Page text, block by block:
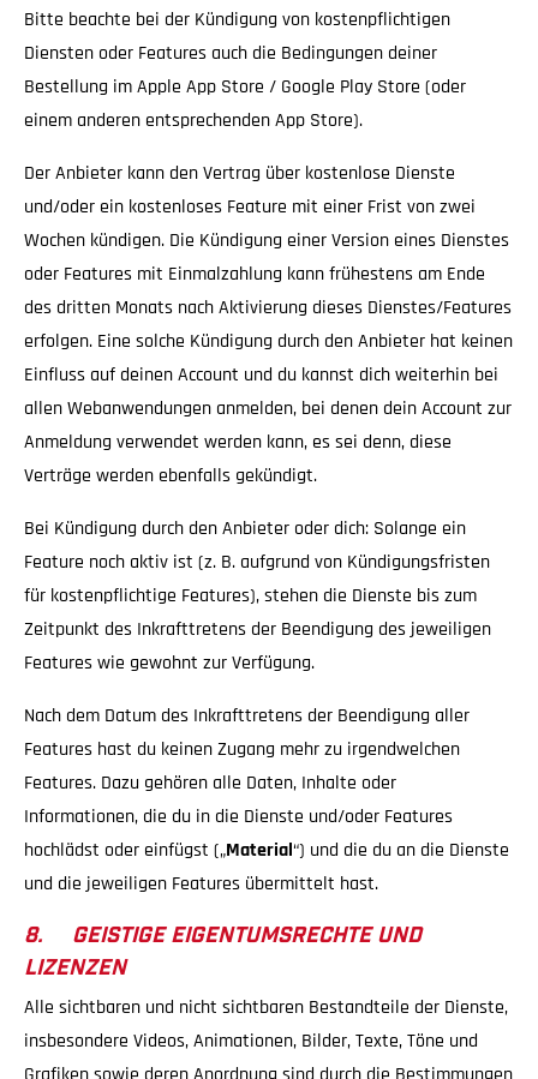
Bitte beachte bei der Kündigung von kostenpflichtigen
Diensten oder Features auch die Bedingungen deiner
Bestellung im Apple App Store / Google Play Store (oder
einem anderen entsprechenden App Store).
Der Anbieter kann den Vertrag über kostenlose Dienste
und/oder ein kostenloses Feature mit einer Frist von zwei
Wochen kündigen. Die Kündigung einer Version eines Dienstes
oder Features mit Einmalzahlung kann frühestens am Ende
des dritten Monats nach Aktivierung dieses Dienstes/Features
erfolgen. Eine solche Kündigung durch den Anbieter hat keinen
Einfluss auf deinen Account und du kannst dich weiterhin bei
allen Webanwendungen anmelden, bei denen dein Account zur
Anmeldung verwendet werden kann, es sei denn, diese
Verträge werden ebenfalls gekündigt.
Bei Kündigung durch den Anbieter oder dich: Solange ein
Feature noch aktiv ist (z. B. aufgrund von Kündigungsfristen
für kostenpflichtige Features), stehen die Dienste bis zum
Zeitpunkt des Inkrafttretens der Beendigung des jeweiligen
Features wie gewohnt zur Verfügung.
Nach dem Datum des Inkrafttretens der Beendigung aller
Features hast du keinen Zugang mehr zu irgendwelchen
Features. Dazu gehören alle Daten, Inhalte oder
Informationen, die du in die Dienste und/oder Features
hochlädst oder einfügst („Material“) und die du an die Dienste
und die jeweiligen Features übermittelt hast.
8. GEISTIGE EIGENTUMSRECHTE UND
LIZENZEN
Alle sichtbaren und nicht sichtbaren Bestandteile der Dienste,
insbesondere Videos, Animationen, Bilder, Texte, Töne und